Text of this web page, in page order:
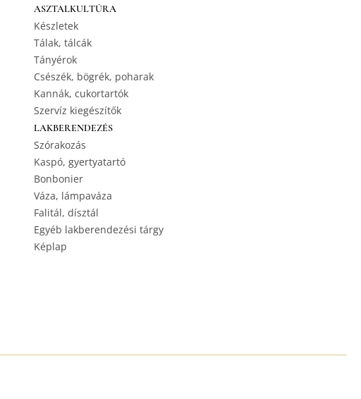
ASZTALKULTÚRA
Készletek
Tálak, tálcák
Tányérok
Csészék, bögrék, poharak
Kannák, cukortartók
Szervíz kiegészítők
LAKBERENDEZÉS
Szórakozás
Kaspó, gyertyatartó
Bonbonier
Váza, lámpaváza
Falitál, dísztál
Egyéb lakberendezési tárgy
Képlap